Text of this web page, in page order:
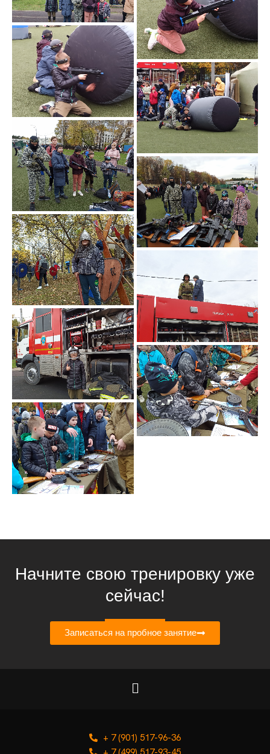
Начните свою тренировку уже
сейчас!
Записаться на пробное занятие
+ 7 (901) 517-96-36